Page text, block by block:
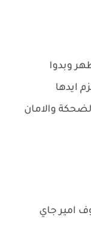
وبدوا
ايدها
والامان
امير جاي